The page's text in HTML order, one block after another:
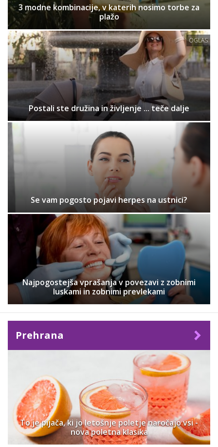
3 modne kombinacije, v katerih nosimo torbe za
plažo
OGLAS
Postali ste družina in življenje ... teče dalje
Se vam pogosto pojavi herpes na ustnici?
Najpogostejša vprašanja v povezavi z zobnimi
luskami in zobnimi prevlekami
Prehrana
To je pijača, ki jo letošnje poletje naročajo vsi -
nova poletna klasika